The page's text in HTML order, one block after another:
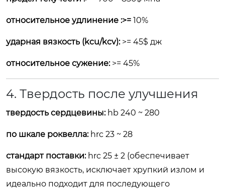
относительное удлинение :>= 10%
ударная вязкость (kcu/kcv): >= 45$ дж
относительное сужение: >= 45%
4. Твердость после улучшения
твердость сердцевины:hb 240 ~ 280
по шкале роквелла:hrc 23 ~ 28
стандарт поставки:hrc 25 ± 2 (обеспечивает
высокую вязкость, исключает хрупкий излом и
идеально подходит для последующего